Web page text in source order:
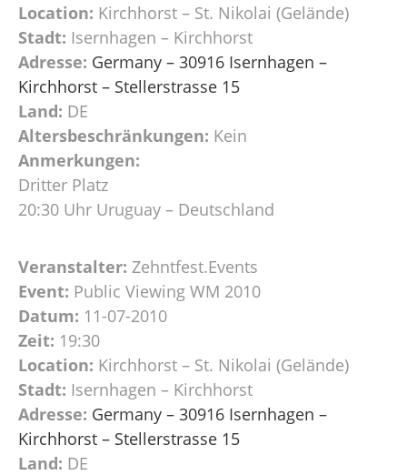
Location: Kirchhorst – St. Nikolai (Gelände)
Stadt: Isernhagen – Kirchhorst
Adresse: Germany – 30916 Isernhagen –
Kirchhorst – Stellerstrasse 15
Land: DE
Altersbeschränkungen: Kein
Anmerkungen:
Dritter Platz
20:30 Uhr Uruguay – Deutschland
Veranstalter: Zehntfest.Events
Event: Public Viewing WM 2010
Datum: 11-07-2010
Zeit: 19:30
Location: Kirchhorst – St. Nikolai (Gelände)
Stadt: Isernhagen – Kirchhorst
Adresse: Germany – 30916 Isernhagen –
Kirchhorst – Stellerstrasse 15
Land: DE